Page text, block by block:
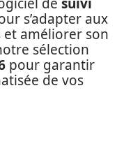
s’adapter aux
et améliorer son
sélection
pour garantir
de vos